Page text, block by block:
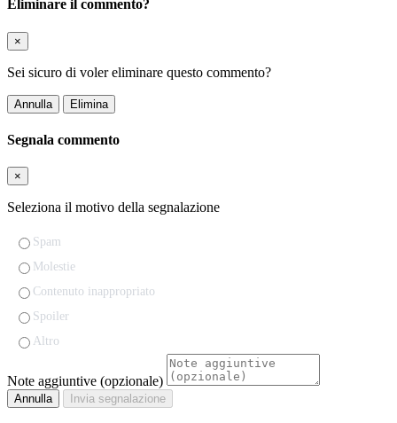
Eliminare il commento?
×
Sei sicuro di voler eliminare questo commento?
Annulla Elimina
Segnala commento
×
Seleziona il motivo della segnalazione
Spam
Molestie
Contenuto inappropriato
Spoiler
Altro
Note aggiuntive (opzionale)
Annulla Invia segnalazione